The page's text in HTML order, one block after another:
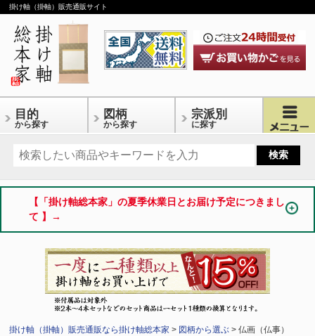
掛け軸（掛軸）販売通販サイト
目的
から探す
図柄
から探す
宗派別
に探す
【「掛け軸総本家」の夏季休業日とお届け予定につきまし
て 】→
掛け軸（掛軸）販売通販なら掛け軸総本家 > 図柄から選ぶ > 仏画（仏事）